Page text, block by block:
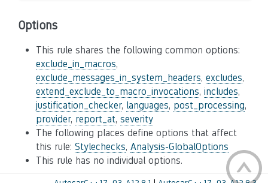
Options
This rule shares the following common options:
exclude_in_macros,
exclude_messages_in_system_headers, excludes,
extend_exclude_to_macro_invocations, includes,
justification_checker, languages, post_processing,
provider, report_at, severity
The following places define options that affect
this rule: Stylechecks, Analysis-GlobalOptions
This rule has no individual options.